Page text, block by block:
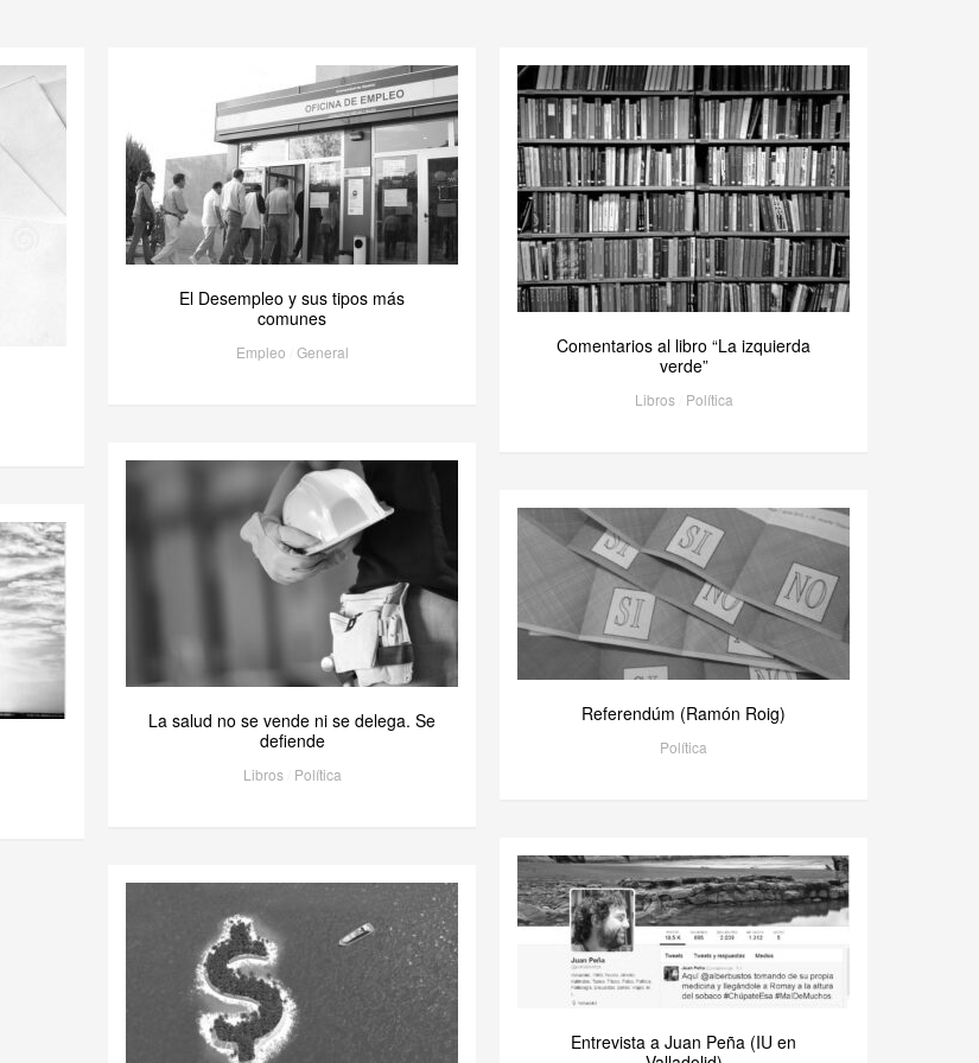
El Desempleo y sus tipos más
comunes
Empleo General
Comentarios al libro “La izquierda
verde”
Libros/ Política
La salud no se vende ni se delega. Se
defiende
Libros/ Política
Referendúm (Ramón Roig)
Política
Entrevista a Juan Peña (IU en